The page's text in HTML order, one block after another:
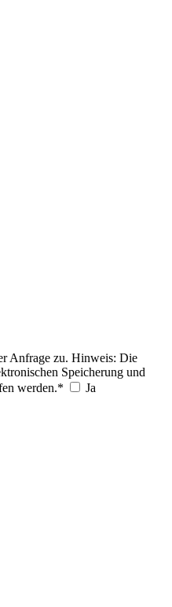
Anfrage zu. Hinweis: Die
Speicherung und
werden.*
Ja